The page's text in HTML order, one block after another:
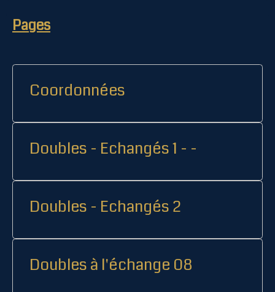
Pages
Coordonnées
Doubles - Echangés 1 - -
Doubles - Echangés 2
Doubles à l'échange 08